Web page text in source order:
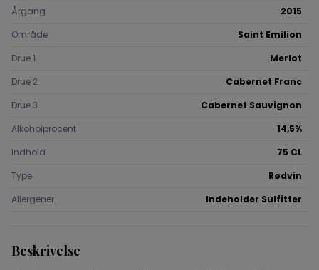
Årgang
2015
Område
Saint Emilion
Drue 1
Merlot
Drue 2
Cabernet Franc
Drue 3
Cabernet Sauvignon
Alkoholprocent
14,5%
Indhold
75 CL
Type
Rødvin
Allergener
Indeholder Sulfitter
Beskrivelse